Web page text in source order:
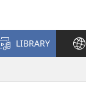
LIBRARY